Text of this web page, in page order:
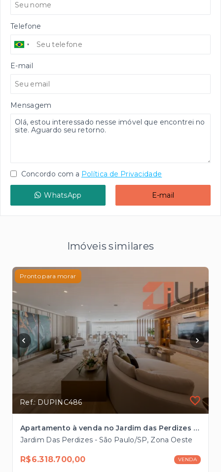
Telefone
E-mail
Mensagem
Concordo com a Política de Privacidade
WhatsApp E-mail
Imóveis similares
Pronto para morar
Ref.: DUPINC486
Apartamento à venda no Jardim das Perdizes com 293m², 3 vagas
Jardim Das Perdizes - São Paulo/SP, Zona Oeste
R$6.318.700,00 VENDA